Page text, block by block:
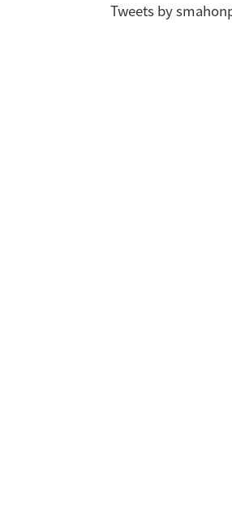
Tweets by